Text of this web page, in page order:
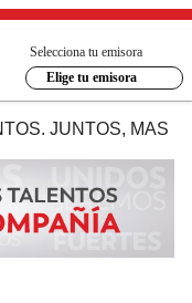
Selecciona tu emisora
Elige tu emisora